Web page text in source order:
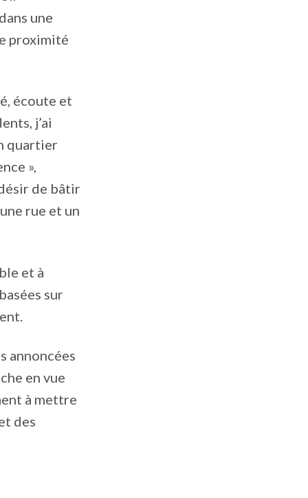
une
proximité
écoute et
j’ai
quartier
»,
de bâtir
rue et un
et à
sur
annoncées
en vue
à mettre
des